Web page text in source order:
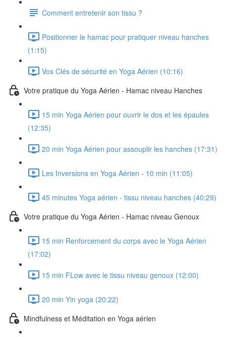
Comment entretenir son tissu ?
Positionner le hamac pour pratiquer niveau hanches
(1:15)
Vos Clés de sécurité en Yoga Aérien (10:16)
Votre pratique du Yoga Aérien - Hamac niveau Hanches
15 min Yoga Aérien pour ouvrir le dos et les épaules
(12:35)
20 min Yoga Aérien pour assouplir les hanches (17:31)
Les Inversions en Yoga Aérien - 10 min (11:05)
45 minutes Yoga aérien - tissu niveau hanches (40:29)
Votre pratique du Yoga Aérien - Hamac niveau Genoux
15 min Renforcement du corps avec le Yoga Aérien
(17:02)
15 min FLow avec le tissu niveau genoux (12:00)
20 min Yin yoga (20:22)
Mindfulness et Méditation en Yoga aérien